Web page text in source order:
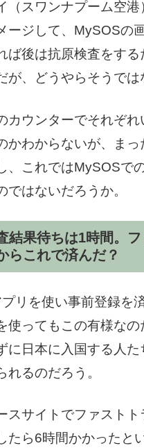
（スワンナプーム空港
ージして、MySOSの
ば後は抗原検査をする
が、どうやらそうでは
カウンターでそれぞれ
かわからないが、まっ
、これではMySOSで
ではないだろうか。
結果待ちは1時間。
らこれで済んだ？
リを使い事前登録を
使ってもこの有様な
に日本に入国する人
れるのだろう。
スサイトでファストト
たら6時間かかったと